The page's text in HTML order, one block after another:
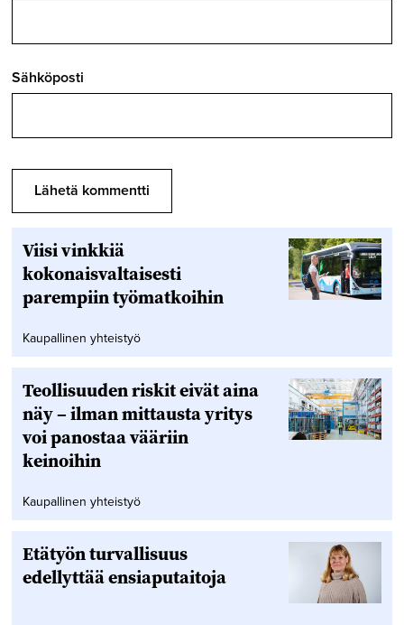
Sähköposti
Viisi vinkkiä
kokonaisvaltaisesti
parempiin työmatkoihin
Kaupallinen yhteistyö
Teollisuuden riskit eivät aina
näy – ilman mittausta yritys
voi panostaa vääriin
keinoihin
Kaupallinen yhteistyö
Etätyön turvallisuus
edellyttää ensiaputaitoja